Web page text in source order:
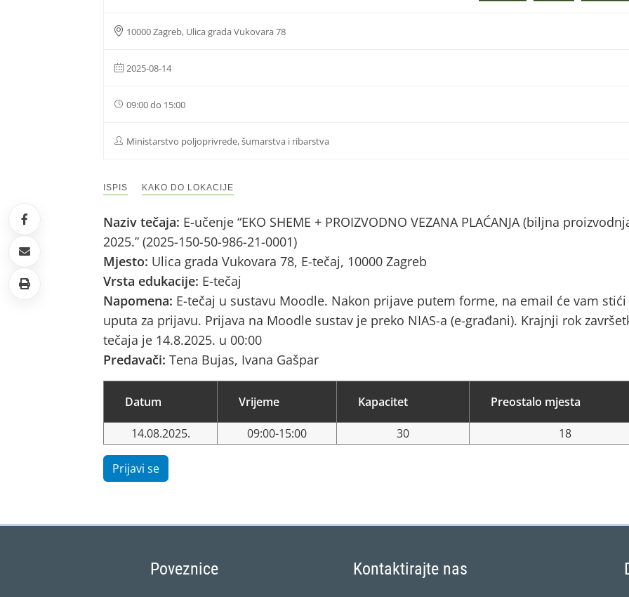
10000 Zagreb, Ulica grada Vukovara 78
2025-08-14
09:00 do 15:00
Ministarstvo poljoprivrede, šumarstva i ribarstva
ISPIS KAKO DO LOKACIJE
Naziv tečaja: E-učenje “EKO SHEME + PROIZVODNO VEZANA PLAĆANJA (biljna
2025.” (2025-150-50-986-21-0001)
Mjesto: Ulica grada Vukovara 78, E-tečaj, 10000 Zagreb
Vrsta edukacije: E-tečaj
Napomena: E-tečaj u sustavu Moodle. Nakon prijave putem forme, na email će vam stići
uputa za prijavu. Prijava na Moodle sustav je preko NIAS-a (e-građani). Krajnji rok
tečaja je 14.8.2025. u 00:00
Predavači: Tena Bujas, Ivana Gašpar
Datum Vrijeme Kapacitet Preostalo mjesta
14.08.2025. 09:00-15:00 30 18
Prijavi se
Poveznice Kontaktirajte nas